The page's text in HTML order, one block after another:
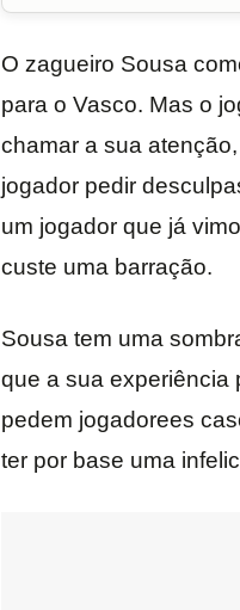
O zagueiro Sousa
para o Vasco. Mas o
chamar a sua
jogador pedir
um jogador que já
custe uma barração.
Sousa tem uma
que a sua experiência
pedem jogadorees
ter por base uma